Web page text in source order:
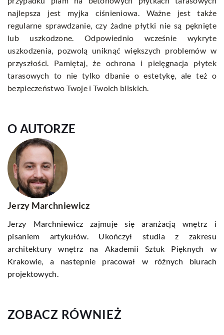
najlepsza jest myjka ciśnieniowa. Ważne jest także
regularne sprawdzanie, czy żadne płytki nie są pęknięte
lub uszkodzone. Odpowiednio wcześnie wykryte
uszkodzenia, pozwolą uniknąć większych problemów w
przyszłości. Pamiętaj, że ochrona i pielęgnacja płytek
tarasowych to nie tylko dbanie o estetykę, ale też o
bezpieczeństwo Twoje i Twoich bliskich.
O AUTORZE
Jerzy Marchniewicz
Jerzy Marchniewicz zajmuje się aranżacją wnętrz i
pisaniem artykułów. Ukończył studia z zakresu
architektury wnętrz na Akademii Sztuk Pięknych w
Krakowie, a nastepnie pracował w różnych biurach
projektowych.
ZOBACZ RÓWNIEŻ